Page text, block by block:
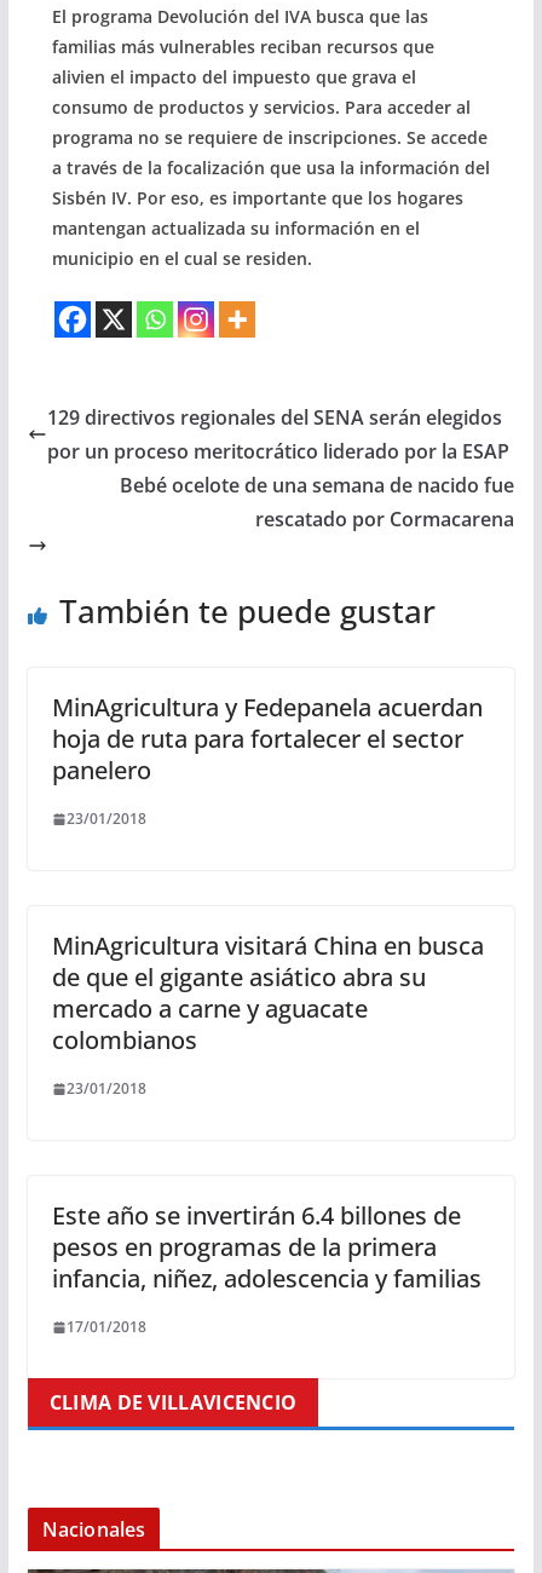
El programa Devolución del IVA busca que las
familias más vulnerables reciban recursos que
alivien el impacto del impuesto que grava el
consumo de productos y servicios. Para acceder al
programa no se requiere de inscripciones. Se accede
a través de la focalización que usa la información del
Sisbén IV. Por eso, es importante que los hogares
mantengan actualizada su información en el
municipio en el cual se residen.
129 directivos regionales del SENA serán elegidos
por un proceso meritocrático liderado por la ESAP
Bebé ocelote de una semana de nacido fue
rescatado por Cormacarena
También te puede gustar
MinAgricultura y Fedepanela acuerdan
hoja de ruta para fortalecer el sector
panelero
23/01/2018
MinAgricultura visitará China en busca
de que el gigante asiático abra su
mercado a carne y aguacate
colombianos
23/01/2018
Este año se invertirán 6.4 billones de
pesos en programas de la primera
infancia, niñez, adolescencia y familias
17/01/2018
CLIMA DE VILLAVICENCIO
Nacionales